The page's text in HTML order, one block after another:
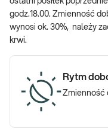
godz.18.00. Zmienność
wynosi ok. 30%, należy
krwi.
Rytm
Zmienność